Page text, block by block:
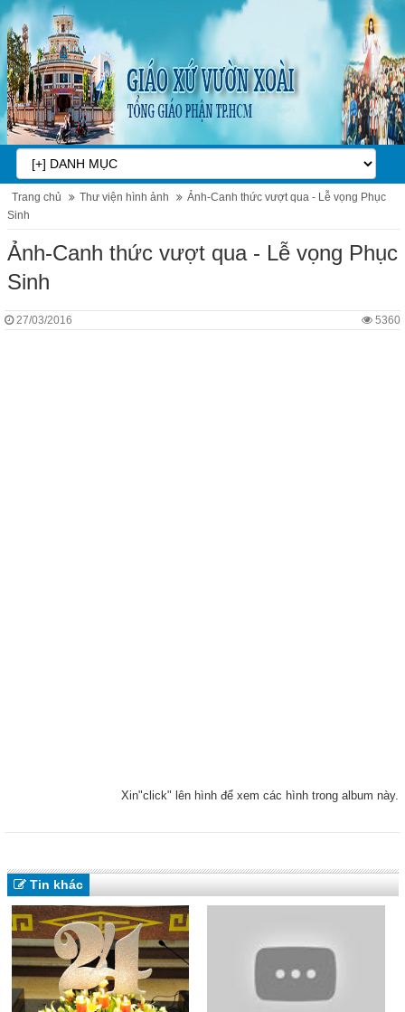
Trang chủ Thư viện hình ảnh
Ảnh-Canh thức vượt qua - Lễ vọng Phục
Sinh
Ảnh-Canh thức vượt qua - Lễ vọng Phục
Sinh
27/03/2016 5360
Xin"click" lên hình để xem các hình trong album này.
Tin khác